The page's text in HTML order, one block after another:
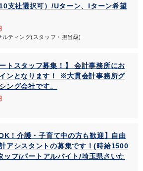
支社選択可）/Uターン、Iターン希望
ティング(スタッフ・担当級)
トスタッフ募集！】 会計事務所にお
ンとなります！ ※大貫会計事務所グ
ング会社です。
！介護・子育て中の方も歓迎】自由
アシスタントの募集です！(時給1500
ッフ/パートアルバイト/埼玉県さいた